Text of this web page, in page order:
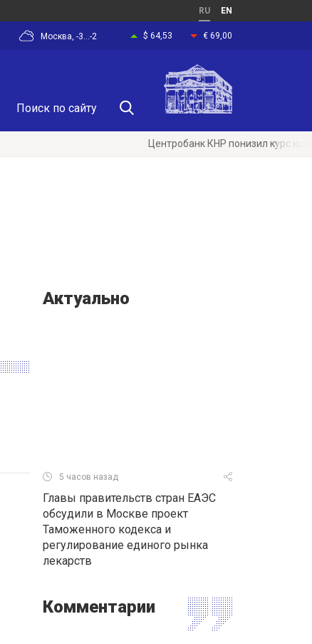
RU EN
$ 64,53 € 69,00
Москва, -3...-2
Центробанк КНР понизил курс юаня к
Актуально
5 часов назад
Главы правительств стран ЕАЭС
обсудили в Москве проект
Таможенного кодекса и
регулирование единого рынка
лекарств
Комментарии